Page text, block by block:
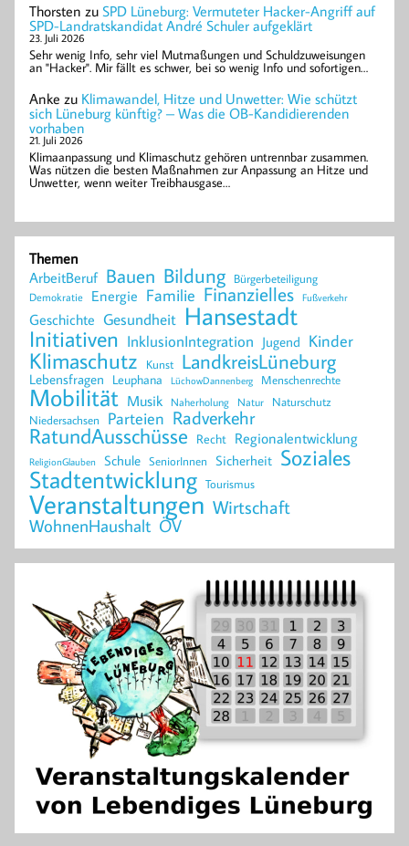
Thorsten zu SPD Lüneburg: Vermuteter Hacker-Angriff auf
SPD-Landratskandidat André Schuler aufgeklärt
23. Juli 2026
Sehr wenig Info, sehr viel Mutmaßungen und Schuldzuweisungen
an "Hacker". Mir fällt es schwer, bei so wenig Info und sofortigen…
Anke zu Klimawandel, Hitze und Unwetter: Wie schützt
sich Lüneburg künftig? – Was die OB-Kandidierenden
vorhaben
21. Juli 2026
Klimaanpassung und Klimaschutz gehören untrennbar zusammen.
Was nützen die besten Maßnahmen zur Anpassung an Hitze und
Unwetter, wenn weiter Treibhausgase…
Themen
ArbeitBeruf Bauen Bildung Bürgerbeteiligung
Demokratie Energie Familie Finanzielles Fußverkehr
Geschichte Gesundheit Hansestadt
Initiativen InklusionIntegration Jugend Kinder
Klimaschutz Kunst LandkreisLüneburg
Lebensfragen Leuphana LüchowDannenberg Menschenrechte
Mobilität Musik Naherholung Natur Naturschutz
Niedersachsen Parteien Radverkehr
RatundAusschüsse Recht Regionalentwicklung
ReligionGlauben Schule SeniorInnen Sicherheit Soziales
Stadtentwicklung Tourismus
Veranstaltungen Wirtschaft
WohnenHaushalt ÖV